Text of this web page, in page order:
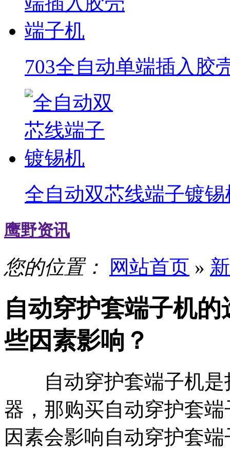
703全自动单端插入胶
全自动双芯线端子镀锡
鹰野资讯
您的位置： 网站首页 »
自动穿护套端子机
些因素影响？
自动穿护套端子机是
器，那购买自动穿护套
因素会影响自动穿护套